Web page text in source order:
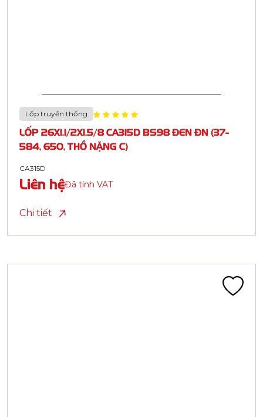
Lốp truyền thống
LỐP 26X1.1/2X1.5/8 CA315D BS98 ĐEN ĐN (37-
584, 650, THỒ NẶNG C)
CA315D
Liên hệĐã tính VAT
Chi tiết